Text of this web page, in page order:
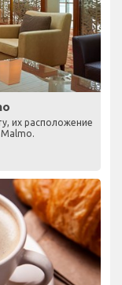
их расположение